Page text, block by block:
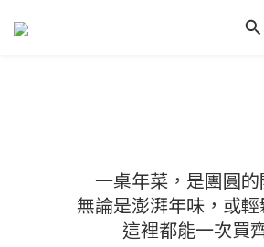
一桌年菜，是團圓的
無論是澎湃年味，或輕
這裡都能一次買